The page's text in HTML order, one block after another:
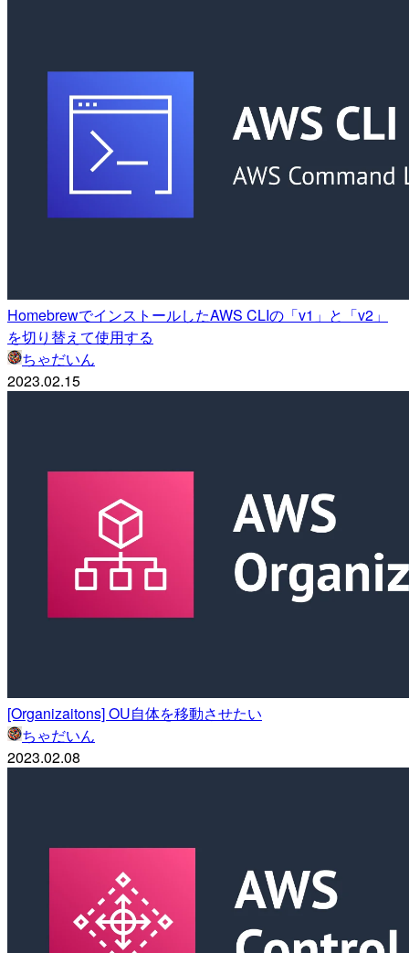
HomebrewでインストールしたAWS CLIの「v1」と「v2」
を切り替えて使用する
ちゃだいん
2023.02.15
[Organizaitons] OU自体を移動させたい
ちゃだいん
2023.02.08